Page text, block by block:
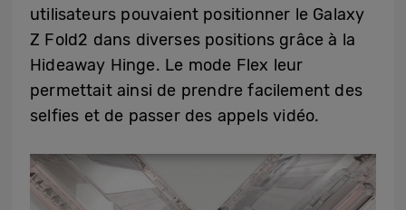
utilisateurs pouvaient positionner le Galaxy
Z Fold2 dans diverses positions grâce à la
Hideaway Hinge. Le mode Flex leur
permettait ainsi de prendre facilement des
selfies et de passer des appels vidéo.